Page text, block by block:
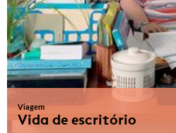
Viagem
Vida de escritório